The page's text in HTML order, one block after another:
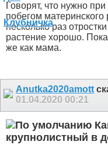
Говорят, что нужно
побегом
несколько раз
растение хорошо.
же как мама.
Anutka2020amott
01.04.2020 00:21
крупнолистный в